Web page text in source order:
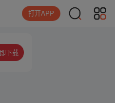
打开APP
下载